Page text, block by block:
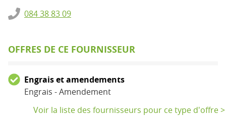
084 38 83 09
OFFRES DE CE FOURNISSEUR
Engrais et amendements
Engrais - Amendement
Voir la liste des fournisseurs pour ce type d'offre >